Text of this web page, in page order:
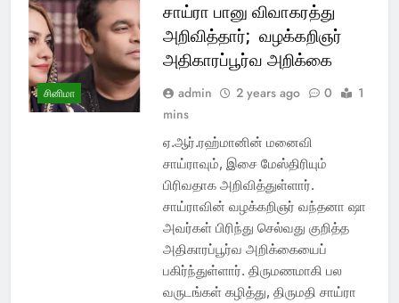
சினிமா
சாய்ரா பானு விவாகரத்து
அறிவித்தார்; வழக்கறிஞர்
அதிகாரப்பூர்வ அறிக்கை
admin 2 years ago 0
1
mins
ஏ.ஆர்.ரஹ்மானின் மனைவி
சாய்ராவும், இசை மேஸ்திரியும்
பிரிவதாக அறிவித்துள்ளார்.
சாய்ராவின் வழக்கறிஞர் வந்தனா ஷா
அவர்கள் பிரிந்து செல்வது குறித்த
அதிகாரப்பூர்வ அறிக்கையைப்
பகிர்ந்துள்ளார். திருமணமாகி பல
வருடங்கள் கழித்து, திருமதி சாய்ரா